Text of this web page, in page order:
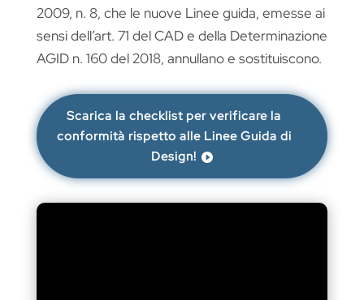
2009, n. 8, che le nuove Linee guida, emesse ai
sensi dell’art. 71 del CAD e della Determinazione
AGID n. 160 del 2018, annullano e sostituiscono.
Scarica la checklist per verificare la
conformità rispetto alle Linee Guida di
Design!